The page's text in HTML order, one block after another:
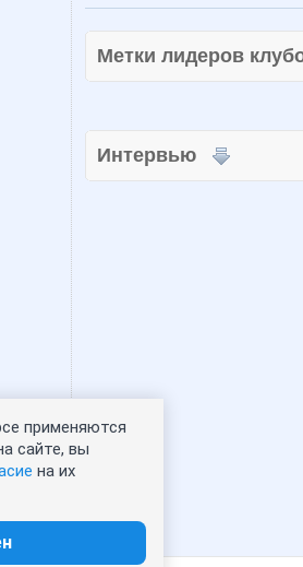
- 0
Метки лидеров
Интервью
применяются
сайте, вы
на их